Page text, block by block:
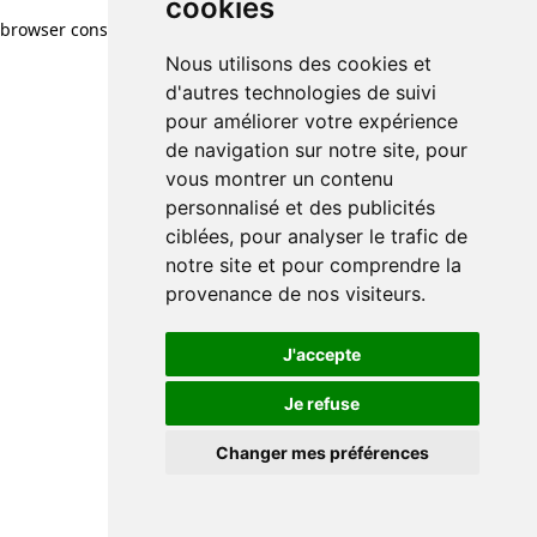
cookies
Nous utilisons des cookies et
d'autres technologies de suivi
pour améliorer votre expérience
de navigation sur notre site, pour
vous montrer un contenu
personnalisé et des publicités
ciblées, pour analyser le trafic de
notre site et pour comprendre la
provenance de nos visiteurs.
J'accepte
Je refuse
Changer mes préférences
browser console for more information)